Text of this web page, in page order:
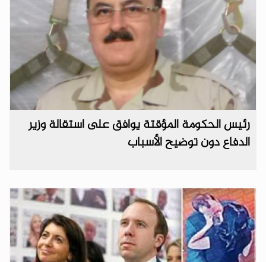
رئيس الحكومة المؤقتة يوافق على استقالة وزير
الدفاع دون توضيح الأسباب